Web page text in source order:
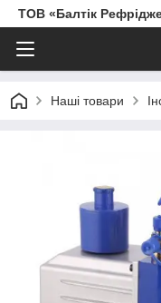
ТОВ «Балтік
Наші товари